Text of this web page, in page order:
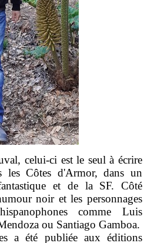
celui-ci est le seul à écrire
les Côtes d'Armor, dans un
et de la SF. Côté
noir et les personnages
comme Luis
ou Santiago Gamboa.
a été publiée aux éditions